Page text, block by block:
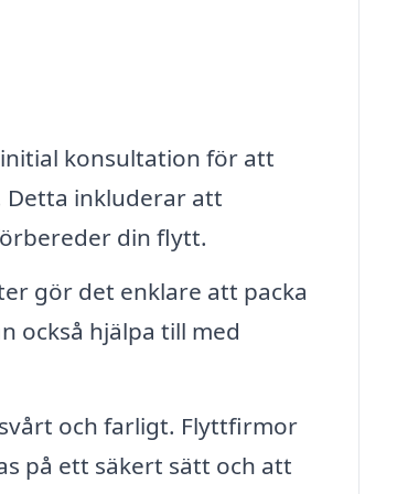
konsultation för att
Detta inkluderar att
din flytt.
gör det enklare att packa
också hjälpa till med
och farligt. Flyttfirmor
på ett säkert sätt och att